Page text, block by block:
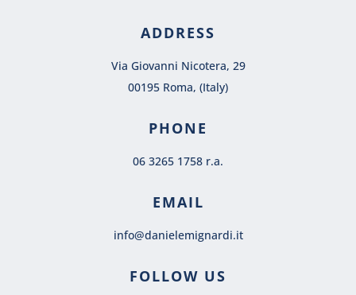
ADDRESS
Via Giovanni Nicotera, 29
00195 Roma, (Italy)
PHONE
06 3265 1758 r.a.
EMAIL
info@danielemignardi.it
FOLLOW US